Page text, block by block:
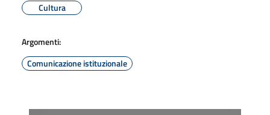
Cultura
Argomenti:
Comunicazione istituzionale